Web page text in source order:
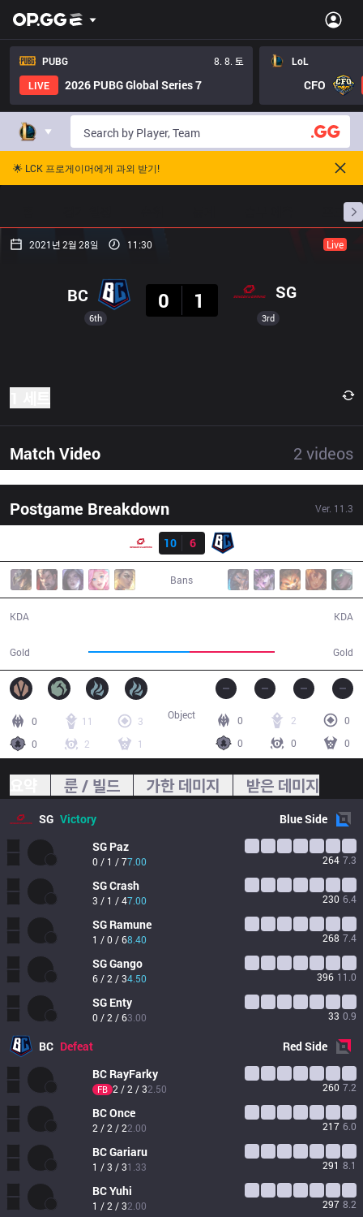
PUBG
8. 8. 토
LIVE
2026 PUBG Global Series 7
LoL
CFO
🌟 LCK 프로게이머에게 과외 받기!
프로빌
2021년 2월 28일 11:30 Live
6th
BC
0
1 SG
3rd
Match Video 2 videos
Postgame Breakdown Ver. 11.3
10
6
Bans
KDA
Gold Gold
KDA
0 11
3
0
2 1
0 2
0
0
0 0
Object
룬 / 빌드 가한 데미지 받은 데미지
SG Victory BlueSide
SG Paz
0 / 1 / 77.00 264 7.3
SGCrash
3 / 1 / 47.00 230 6.4
SG Ramune
1 / 0 / 68.40 268 7.4
SGGango
6 / 2 / 34.50 396 11.0
SG Enty
0 / 2 / 63.00 33 0.9
BC Defeat RedSide
BC RayFarky
FB 2 / 2 / 32.50 260 7.2
BCOnce
2 / 2 / 22.00 217 6.0
BCGariaru
1 / 3 / 31.33 291 8.1
BCYuhi
1 / 2 / 32.00 297 8.2